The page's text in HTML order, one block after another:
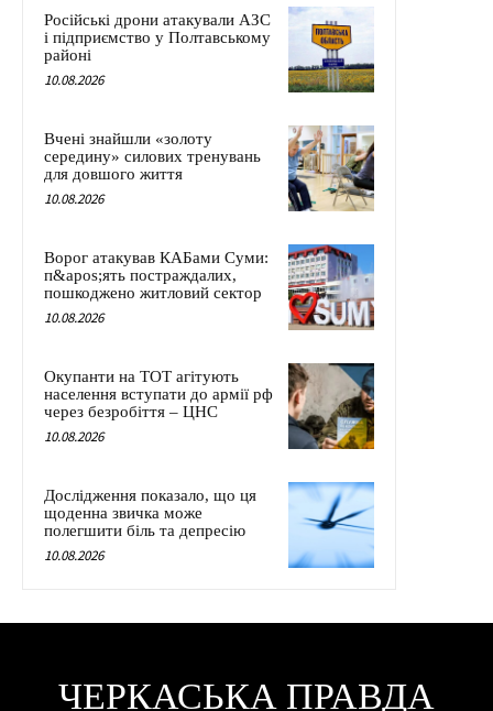
Російські дрони атакували АЗС
і підприємство у Полтавському
районі
10.08.2026
Вчені знайшли «золоту
середину» силових тренувань
для довшого життя
10.08.2026
Ворог атакував КАБами Суми:
п&apos;ять постраждалих,
пошкоджено житловий сектор
10.08.2026
Окупанти на ТОТ агітують
населення вступати до армії рф
через безробіття – ЦНС
10.08.2026
Дослідження показало, що ця
щоденна звичка може
полегшити біль та депресію
10.08.2026
ЧЕРКАСЬКА ПРАВДА